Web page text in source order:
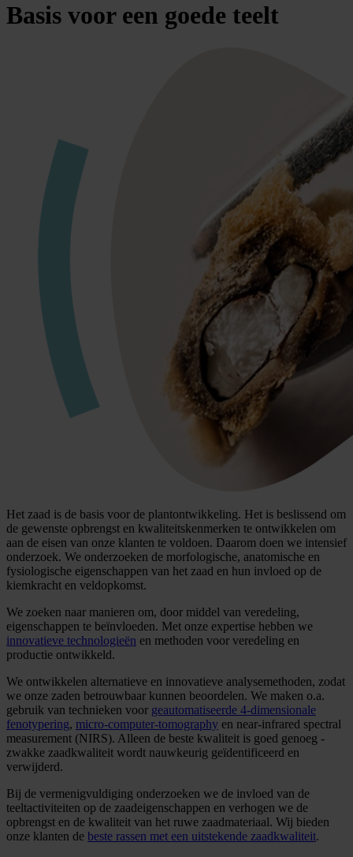
Basis voor een goede teelt
Het zaad is de basis voor de plantontwikkeling. Het is beslissend om
de gewenste opbrengst en kwaliteitskenmerken te ontwikkelen om
aan de eisen van onze klanten te voldoen. Daarom doen we intensief
onderzoek. We onderzoeken de morfologische, anatomische en
fysiologische eigenschappen van het zaad en hun invloed op de
kiemkracht en veldopkomst.
We zoeken naar manieren om, door middel van veredeling,
eigenschappen te beïnvloeden. Met onze expertise hebben we
innovatieve technologieën en methoden voor veredeling en
productie ontwikkeld.
We ontwikkelen alternatieve en innovatieve analysemethoden, zodat
we onze zaden betrouwbaar kunnen beoordelen. We maken o.a.
gebruik van technieken voor geautomatiseerde 4-dimensionale
fenotypering, micro-computer-tomography en near-infrared spectral
measurement (NIRS). Alleen de beste kwaliteit is goed genoeg -
zwakke zaadkwaliteit wordt nauwkeurig geïdentificeerd en
verwijderd.
Bij de vermenigvuldiging onderzoeken we de invloed van de
teeltactiviteiten op de zaadeigenschappen en verhogen we de
opbrengst en de kwaliteit van het ruwe zaadmateriaal. Wij bieden
onze klanten de beste rassen met een uitstekende zaadkwaliteit.